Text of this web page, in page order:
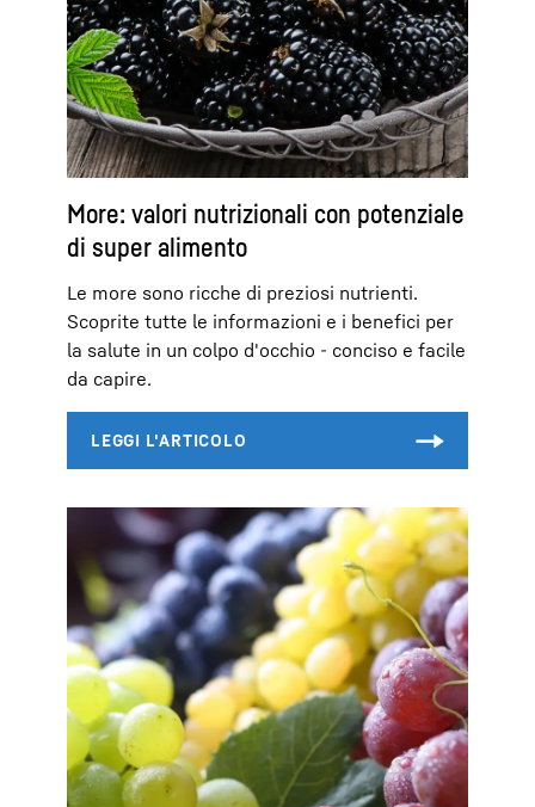
More: valori nutrizionali con potenziale
di super alimento
Le more sono ricche di preziosi nutrienti.
Scoprite tutte le informazioni e i benefici per
la salute in un colpo d'occhio - conciso e facile
da capire.